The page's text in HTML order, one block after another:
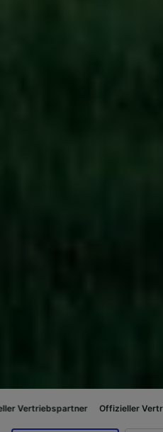
Offizieller Vertriebspartner